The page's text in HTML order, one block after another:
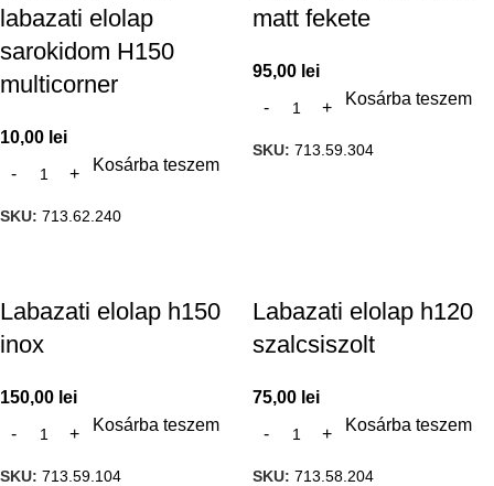
labazati elolap
sarokidom H150
multicorner
10,00 lei
Kosárba teszem
SKU: 713.62.240
matt fekete
95,00 lei
Kosárba teszem
SKU: 713.59.304
Labazati elolap h150
inox
150,00 lei
Kosárba teszem
SKU: 713.59.104
Labazati elolap h120
szalcsiszolt
75,00 lei
Kosárba teszem
SKU: 713.58.204